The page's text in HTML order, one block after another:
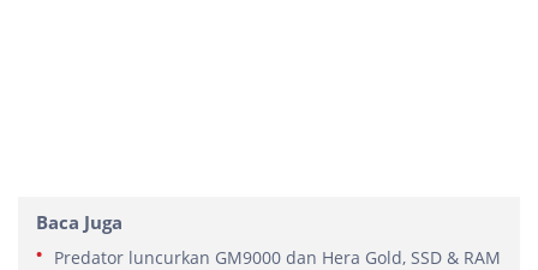
Baca Juga
Predator luncurkan GM9000 dan Hera Gold, SSD & RAM